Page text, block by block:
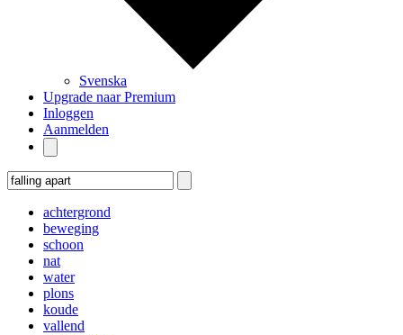
Svenska
Upgrade naar Premium
Inloggen
Aanmelden
achtergrond
beweging
schoon
nat
water
plons
koude
vallend